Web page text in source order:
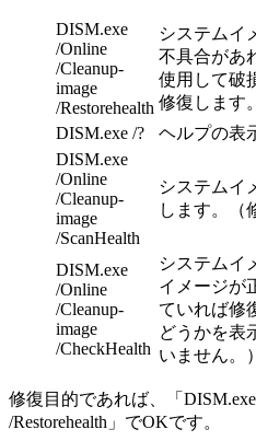
DISM.exe
/Online
/Cleanup-
image
/Restorehealth
システムイ
不具合があ
使用して破
修復します。
DISM.exe /?
ヘルプの表
DISM.exe
/Online
/Cleanup-
image
/ScanHealth
システムイ
します。（
DISM.exe
/Online
/Cleanup-
image
/CheckHealth
システムイ
イメージが
ていれば修
どうかを表
いません。）
修復目的であれば、「DISM.exe
/Restorehealth」でOKです。